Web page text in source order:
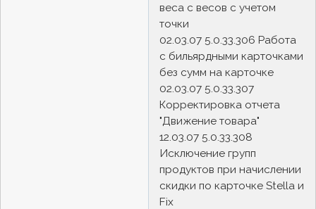
веса с весов с учетом
точки
02.03.07 5.0.33.306 Работа
с бильярдными карточками
без сумм на карточке
02.03.07 5.0.33.307
Корректировка отчета
"Движение товара"
12.03.07 5.0.33.308
Исключение групп
продуктов при начислении
скидки по карточке Stella и
Fix